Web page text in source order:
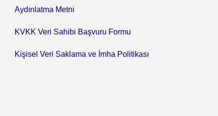
Aydınlatma Metni
KVKK Veri Sahibi Başvuru Formu
Kişisel Veri Saklama ve İmha Politikası